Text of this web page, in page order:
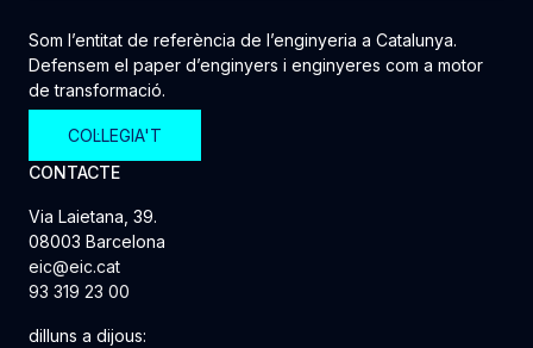
Som l’entitat de referència de l’enginyeria a Catalunya.
Defensem el paper d’enginyers i enginyeres com a motor
de transformació.
COL·LEGIA'T
CONTACTE
Via Laietana, 39.
08003 Barcelona
eic@eic.cat
93 319 23 00
dilluns a dijous: